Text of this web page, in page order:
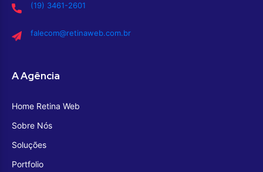
(19) 3461-2601
falecom@retinaweb.com.br
A Agência
Home Retina Web
Sobre Nós
Soluções
Portfolio